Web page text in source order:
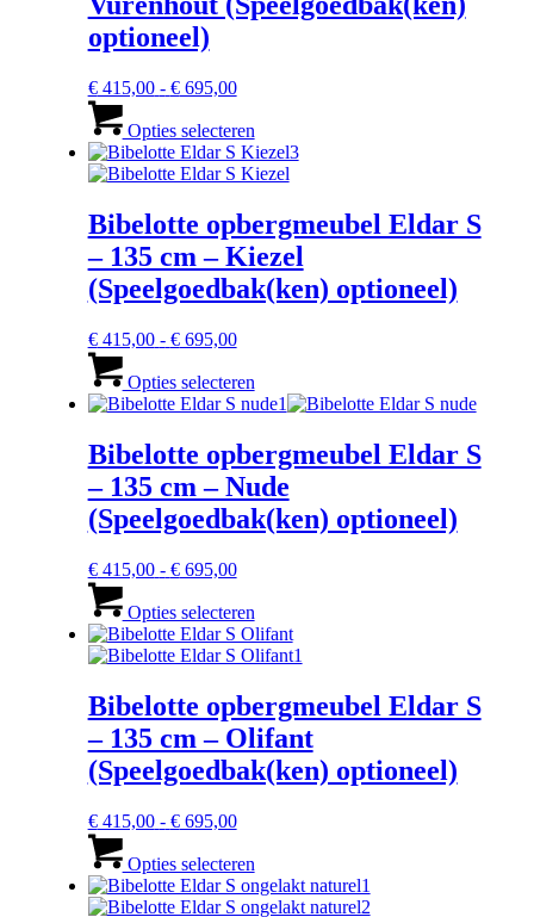
worden
optioneel)
€415,00 - €695,00Prijsklasse:
tot
€ 695,00
Opties selecterenproduct
heeft
meerdere
Deze
optie
kan
gekozen
worden
Bibelotte opbergmeubel Eldar S
– 135 cm – Kiezel
(Speelgoedbak(ken) optioneel)
€415,00 - €695,00Prijsklasse:
tot
€ 695,00
Opties selecterenproduct
heeft
variaties.
Deze
optie
kan
gekozen
productpagina
Bibelotte opbergmeubel Eldar S
– 135 cm – Nude
(Speelgoedbak(ken) optioneel)
€415,00 - €695,00Prijsklasse:
tot
€ 695,00
Opties selecterenproduct
heeft
meerdere
Deze
optie
kan
gekozen
worden
Bibelotte opbergmeubel Eldar S
– 135 cm – Olifant
(Speelgoedbak(ken) optioneel)
€415,00 - €695,00Prijsklasse:
tot
€ 695,00
Opties selecterenproduct
heeft
meerdere